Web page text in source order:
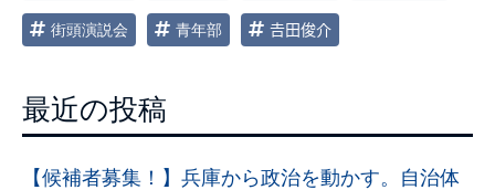
街頭演説会 青年部 𠮷田俊介
最近の投稿
【候補者募集！】兵庫から政治を動かす。自治体